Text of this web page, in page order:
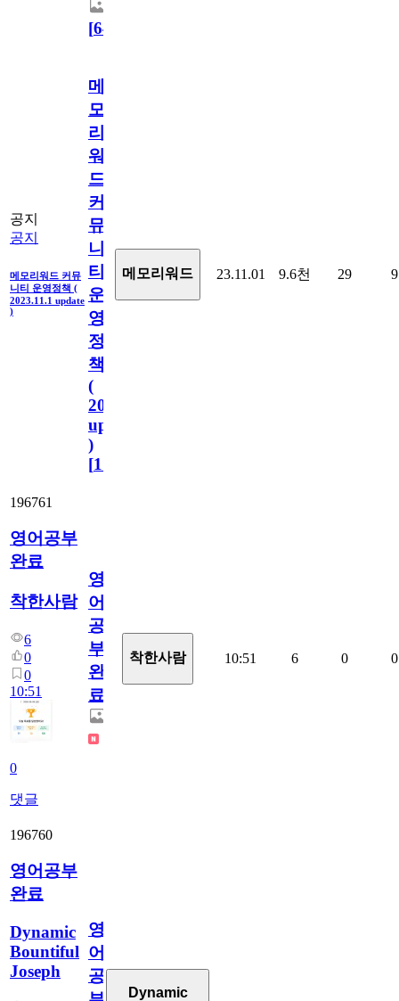
[64
공지
공지
메모리워드 커뮤
니티 운영정책 (
2023.11.1 update
)
메
모
리
워
드
커
뮤
니
티
운
영
정
책
(
2023.11.1
update
)
[110
메모리워드 23.11.01 9.6천 29 9
196761
영어공부
완료
착한사람
6
0
0
10:51
0
댓글
영
어
공
부
완
료
착한사람 10:51 6 0 0
196760
영어공부
완료
Dynamic
Bountiful
Joseph
영
어
공
Dynamic